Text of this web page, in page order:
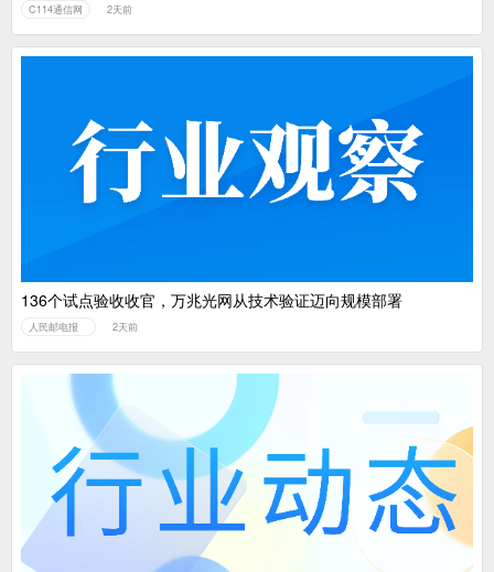
C114通信网 2天前
136个试点验收收官，万兆光网从技术验证迈向规模部署
人民邮电报 2天前